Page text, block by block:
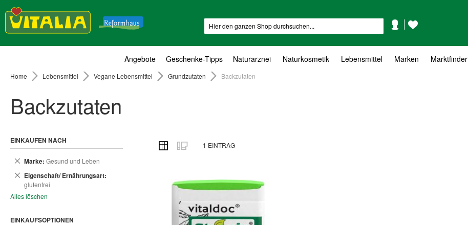
KontoWunschzettel
Angebote Geschenke-Tipps Naturarznei Naturkosmetik Lebensmittel Marken Marktfinder
Home Lebensmittel Vegane Lebensmittel Grundzutaten Backzutaten
Backzutaten
ANSICHT
ALS
Raster Liste
1 EINTRAG
EINKAUFEN NACH
Marke Gesund und Leben
Dies
Eigenschaft/ Ernährungsart
glutenfrei
Dies
entfernen
Alles löschen
EINKAUFSOPTIONEN